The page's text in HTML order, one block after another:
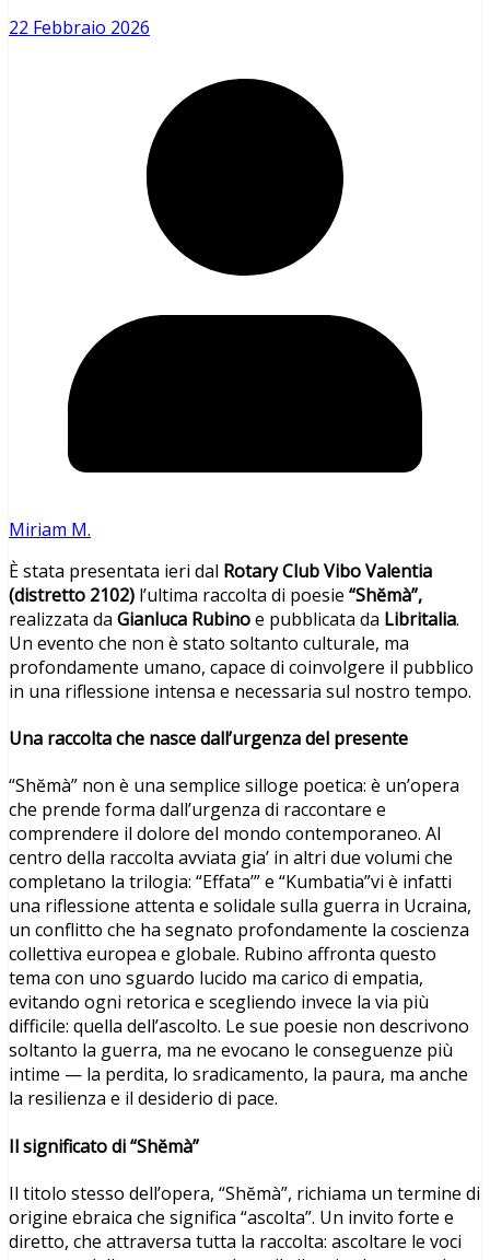
22 Febbraio 2026
Miriam M.
È stata presentata ieri dal Rotary Club Vibo Valentia
(distretto 2102) l’ultima raccolta di poesie “Shĕmà”,
realizzata da Gianluca Rubinoe pubblicata da Libritalia.
Un evento che non è stato soltanto culturale, ma
profondamente umano, capace di coinvolgere il pubblico
in una riflessione intensa e necessaria sul nostro tempo.
Una raccolta che nasce dall’urgenza del presente
“Shĕmà” non è una semplice silloge poetica: è un’opera
che prende forma dall’urgenza di raccontare e
comprendere il dolore del mondo contemporaneo. Al
centro della raccolta avviata gia’ in altri due volumi che
completano la trilogia: “Effata’” e “Kumbatia”vi è infatti
una riflessione attenta e solidale sulla guerra in Ucraina,
un conflitto che ha segnato profondamente la coscienza
collettiva europea e globale. Rubino affronta questo
tema con uno sguardo lucido ma carico di empatia,
evitando ogni retorica e scegliendo invece la via più
difficile: quella dell’ascolto. Le sue poesie non descrivono
soltanto la guerra, ma ne evocano le conseguenze più
intime — la perdita, lo sradicamento, la paura, ma anche
la resilienza e il desiderio di pace.
Il significato di “Shĕmà”
Il titolo stesso dell’opera, “Shĕmà”, richiama un termine di
origine ebraica che significa “ascolta”. Un invito forte e
diretto, che attraversa tutta la raccolta: ascoltare le voci